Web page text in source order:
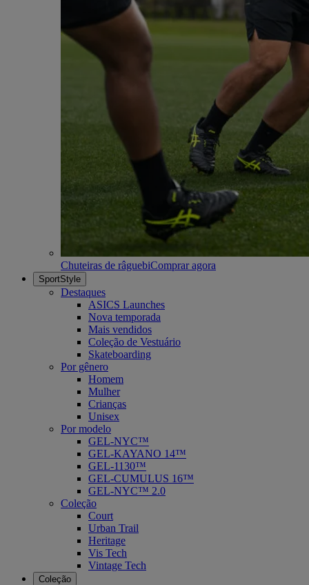
Chuteiras de râguebiComprar agora
SportStyle
Destaques
ASICS Launches
Nova temporada
Mais vendidos
Coleção de Vestuário
Skateboarding
Por gênero
Homem
Mulher
Crianças
Unisex
Por modelo
GEL-NYC™
GEL-KAYANO 14™
GEL-1130™
GEL-CUMULUS 16™
GEL-NYC™ 2.0
Coleção
Court
Urban Trail
Heritage
Vis Tech
Vintage Tech
Coleção